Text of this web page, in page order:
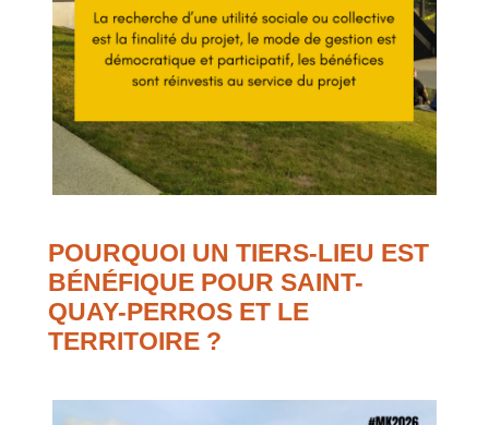
POURQUOI UN TIERS-LIEU EST
BÉNÉFIQUE POUR SAINT-
QUAY-PERROS ET LE
TERRITOIRE ?